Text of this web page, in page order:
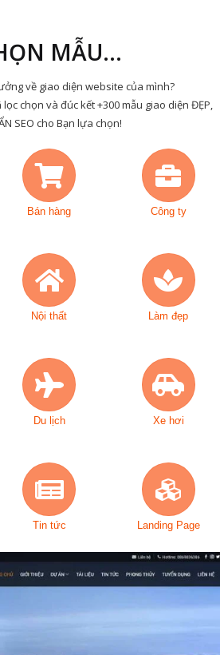
MẪU...
về giao diện website của mình?
chọn và đúc kết +300 mẫu giao diện ĐẸP,
SEO cho Bạn lựa chọn!
Bán hàng Công ty
Nội thất Làm đẹp
Du lịch Xe hơi
Tin tức Landing Page